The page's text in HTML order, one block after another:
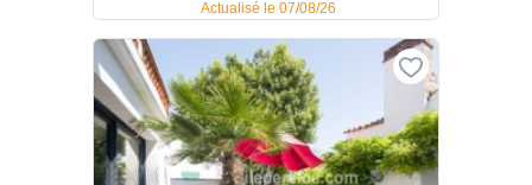
Actualisé le 07/08/26